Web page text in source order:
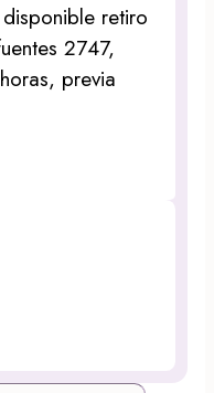
retiro
2747,
previa